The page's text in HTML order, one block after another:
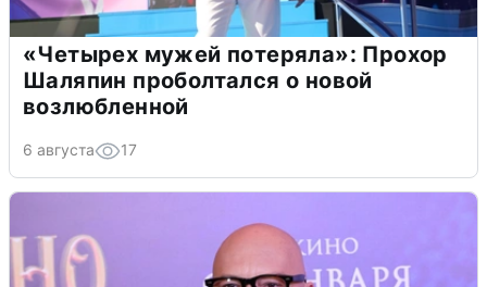
«Четырех мужей потеряла»: Прохор
Шаляпин проболтался о новой
возлюбленной
6 августа 17